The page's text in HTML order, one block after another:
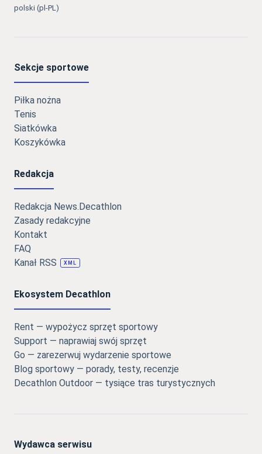
polski (pl-PL)
Sekcje sportowe
Piłka nożna
Tenis
Siatkówka
Koszykówka
Redakcja
Redakcja News.Decathlon
Zasady redakcyjne
Kontakt
FAQ
Kanał RSS
XML
Ekosystem Decathlon
Rent — wypożycz sprzęt sportowy
Support — naprawiaj swój sprzęt
Go — zarezerwuj wydarzenie sportowe
Blog sportowy — porady, testy, recenzje
Decathlon Outdoor — tysiące tras turystycznych
Wydawca serwisu